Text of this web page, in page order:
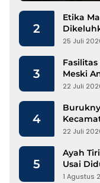
2
Etika
25 Juli
3
Meski
22 Juli
4
22 Juli
5
Ayah
Usai
1 Agustus